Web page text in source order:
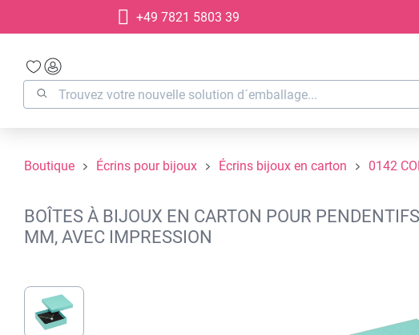
Passer à la navigation principale
+49 7821 5803 39
Boutique Écrins pour bijoux Écrins bijoux en carton 0142
BOÎTES À BIJOUX EN CARTON POUR
MM, AVEC IMPRESSION
Ignorer la galerie d'images